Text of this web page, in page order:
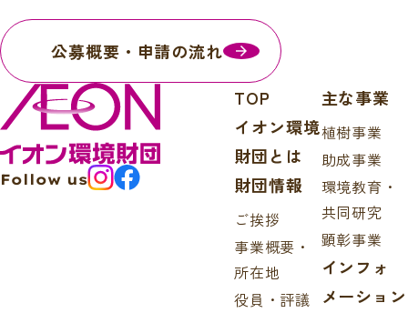
公募概要・申請の流れ
Follow us
TOP
イオン環境
財団とは
財団情報
ご挨拶
事業概要・
所在地
役員・評議
主な事業
植樹事業
助成事業
環境教育・
共同研究
顕彰事業
インフォ
メーション